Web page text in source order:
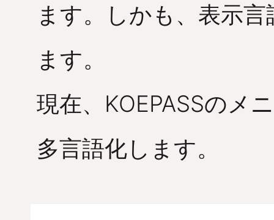
ます。しかも、表示
ます。
現在、KOEPASSのメ
多言語化します。